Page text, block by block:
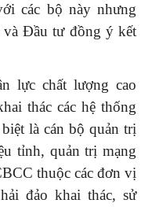
các bộ này nhưng
Đầu tư đồng ý kết
lực chất lượng cao
thác các hệ thống
là cán bộ quản trị
tỉnh, quản trị mạng
thuộc các đơn vị
đảo khai thác, sử